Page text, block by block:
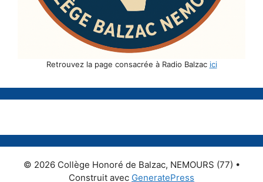
Retrouvez la page consacrée à Radio Balzac ici
© 2026 Collège Honoré de Balzac, NEMOURS (77) •
Construit avec GeneratePress